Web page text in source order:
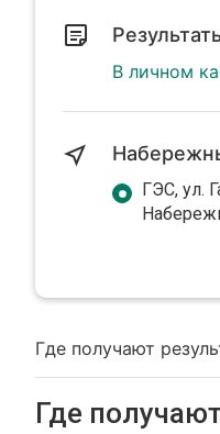
Где получают
Где
В личном
ГЭС, ул.